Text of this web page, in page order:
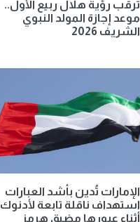
ترقب رؤية هلال ربيع الأول..
موعد إجازة المولد النبوي
الشريف 2026
الإمارات تُدين بأشد العبارات
استهداف ناقلة تابعة لأدنوك
أثناء عبورها مضيق هرمز